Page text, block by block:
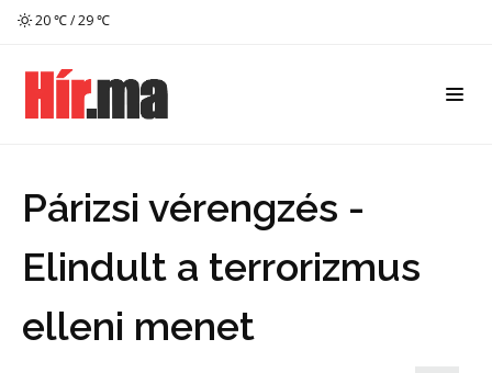
20 ℃ / 29 ℃
Párizsi vérengzés -
Elindult a terrorizmus
elleni menet